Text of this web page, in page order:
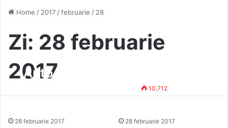
Home / 2017 /februarie / 28
Zi: 28 februarie
2017
Auto nu mai primește
proprietarii de mașini direct
on-line
10.712
28 februarie 2017 28 februarie 2017